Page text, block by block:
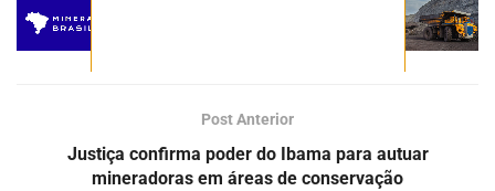
Post Anterior
Justiça confirma poder do Ibama para autuar
mineradoras em áreas de conservação